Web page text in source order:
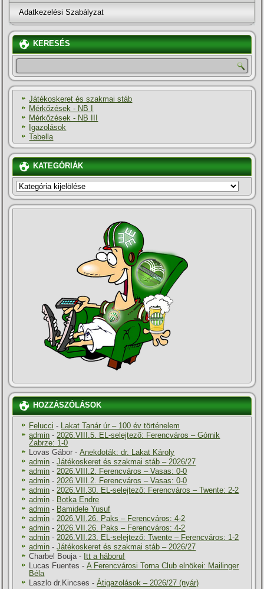
Adatkezelési Szabályzat
KERESÉS
Játékoskeret és szakmai stáb
Mérkőzések - NB I
Mérkőzések - NB III
Igazolások
Tabella
KATEGÓRIÁK
KATEGÓRIÁK
HOZZÁSZÓLÁSOK
Felucci -
Lakat Tanár úr – 100 év történelem
admin - 2026.VIII.5. EL-selejtező: Ferencváros – Górnik
Zabrze: 1-0
Lovas Gábor -Anekdoták: dr. Lakat Károly
admin -Játékoskeret és szakmai stáb – 2026/27
admin - 2026.VIII.2. Ferencváros – Vasas: 0-0
admin - 2026.VIII.2. Ferencváros – Vasas: 0-0
admin - 2026.VII.30. EL-selejtező: Ferencváros – Twente: 2-2
admin - Botka Endre
admin - Bamidele Yusuf
admin - 2026.VII.26. Paks – Ferencváros: 4-2
admin - 2026.VII.26. Paks – Ferencváros: 4-2
admin - 2026.VII.23. EL-selejtező: Twente – Ferencváros: 1-2
admin -Játékoskeret és szakmai stáb – 2026/27
Charbel Bouja - Itt a háboru!
Lucas Fuentes -A Ferencvárosi Torna Club elnökei: Mailinger
Béla
Laszlo dr.Kincses -Átigazolások – 2026/27 (nyár)